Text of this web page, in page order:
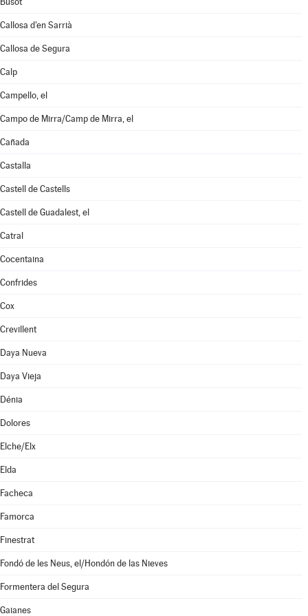
Callosa d'en Sarrià
Callosa de Segura
Calp
Campello, el
Campo de Mirra/Camp de Mirra, el
Cañada
Castalla
Castell de Castells
Castell de Guadalest, el
Catral
Cocentaina
Confrides
Cox
Crevillent
Daya Nueva
Daya Vieja
Dénia
Dolores
Elche/Elx
Elda
Facheca
Famorca
Finestrat
Fondó de les Neus, el/Hondón de las Nieves
Formentera del Segura
Gaianes